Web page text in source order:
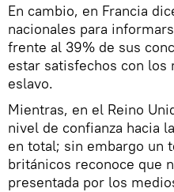
En cambio, en Francia
nacionales para
frente al 39% de sus
estar satisfechos con
eslavo.
Mientras, en el Reino
nivel de confianza hacia
en total; sin embargo un
británicos reconoce que
presentada por los